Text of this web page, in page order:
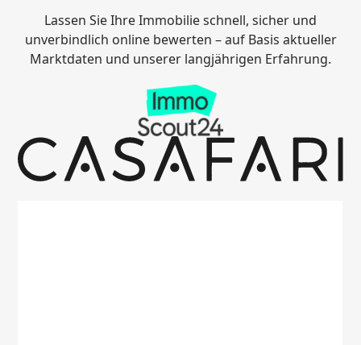
Lassen Sie Ihre Immobilie schnell, sicher und
unverbindlich online bewerten – auf Basis aktueller
Marktdaten und unserer langjährigen Erfahrung.